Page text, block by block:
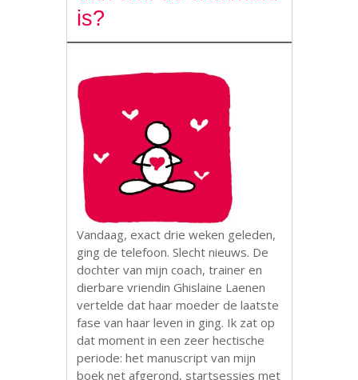
is?
Vandaag, exact drie weken geleden,
ging de telefoon. Slecht nieuws. De
dochter van mijn coach, trainer en
dierbare vriendin Ghislaine Laenen
vertelde dat haar moeder de laatste
fase van haar leven in ging. Ik zat op
dat moment in een zeer hectische
periode: het manuscript van mijn
boek net afgerond, startsessies met